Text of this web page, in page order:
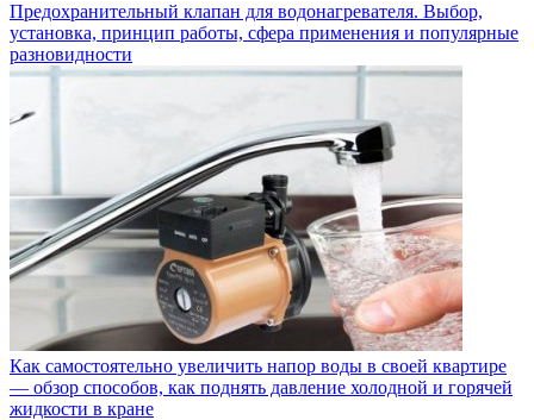
Предохранительный клапан для водонагревателя. Выбор,
установка, принцип работы, сфера применения и популярные
разновидности
Как самостоятельно увеличить напор воды в своей квартире
— обзор способов, как поднять давление холодной и горячей
жидкости в кране